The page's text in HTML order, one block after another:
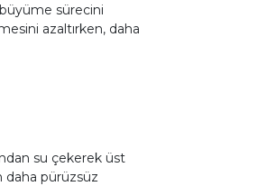
büyüme sürecini
azaltırken, daha
su çekerek üst
daha pürüzsüz